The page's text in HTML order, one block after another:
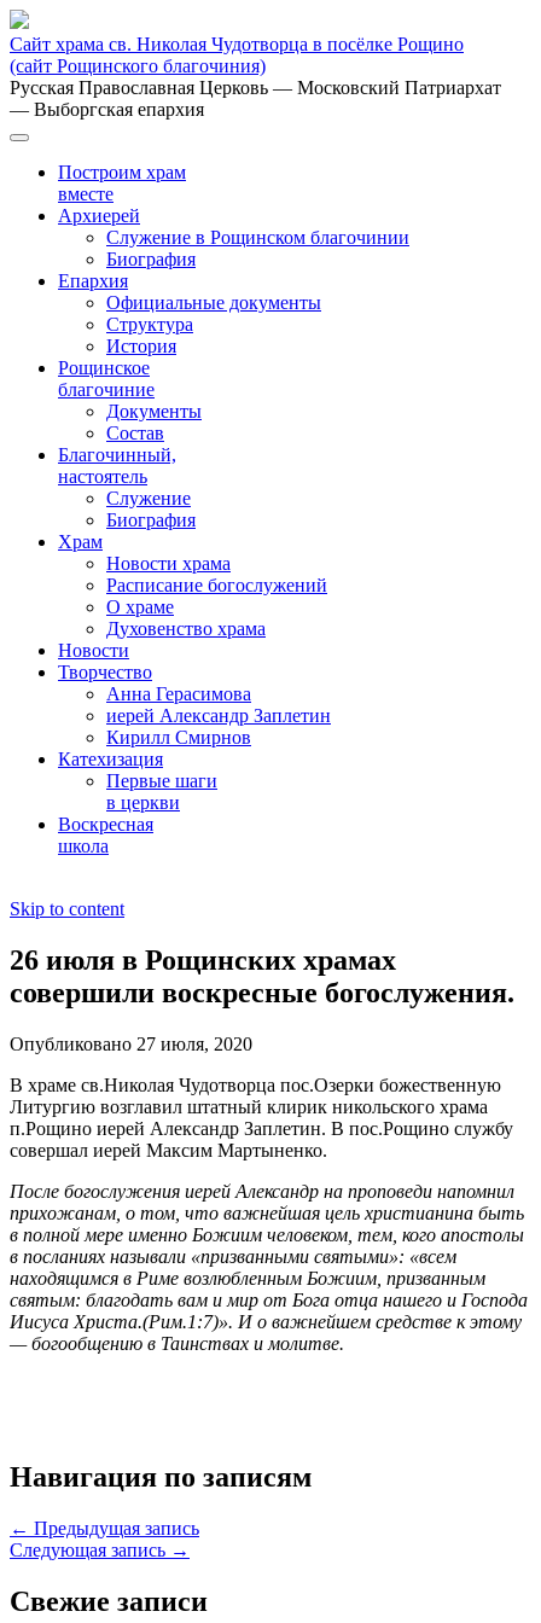
Сайт храма св. Николая Чудотворца в посёлке Рощино
(сайт Рощинского благочиния)
Русская Православная Церковь — Московский Патриархат
— Выборгская епархия
Построим храм
вместе
Архиерей
Служение в Рощинском благочинии
Биография
Епархия
Официальные документы
Структура
История
Рощинское
благочиние
Документы
Состав
Благочинный,
настоятель
Служение
Биография
Храм
Новости храма
Расписание богослужений
О храме
Духовенство храма
Новости
Творчество
Анна Герасимова
иерей Александр Заплетин
Кирилл Смирнов
Катехизация
Первые шаги
в церкви
Воскресная
школа
Skip to content
26 июля в Рощинских храмах
совершили воскресные богослужения.
Опубликовано 27 июля, 2020
В храме св.Николая Чудотворца пос.Озерки божественную
Литургию возглавил штатный клирик никольского храма
п.Рощино иерей Александр Заплетин. В пос.Рощино службу
совершал иерей Максим Мартыненко.
После богослужения иерей Александр на проповеди напомнил
прихожанам, о том, что важнейшая цель христианина быть
в полной мере именно Божиим человеком, тем, кого апостолы
в посланиях называли «призванными святыми»: «всем
находящимся в Риме возлюбленным Божиим, призванным
святым: благодать вам и мир от Бога отца нашего и Господа
Иисуса Христа.(Рим.1:7)». И о важнейшем средстве к этому
— богообщению в Таинствах и молитве.
Навигация по записям
← Предыдущая запись
Следующая запись →
Свежие записи